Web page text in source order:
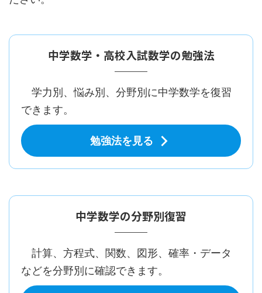
中学数学・高校入試数学の勉強法
学力別、悩み別、分野別に中学数学を復習
できます。
勉強法を見る
中学数学の分野別復習
計算、方程式、関数、図形、確率・データ
などを分野別に確認できます。